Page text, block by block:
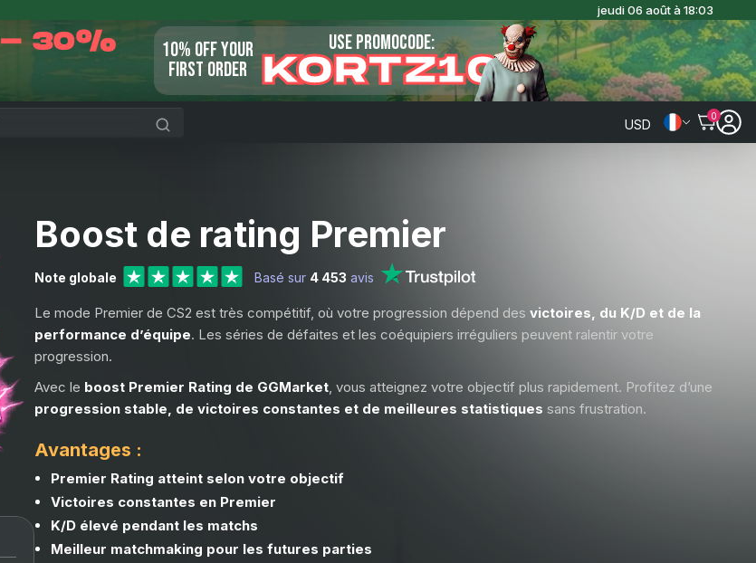
jeudi 06 août à 18:03
- 30%
10% OFF YOUR
FIRST ORDER
USE PROMOCODE:
KORTZ10
USD
0
Boost de rating Premier
Note globale Basé sur 4 453 avis
Le mode Premier de CS2 est très compétitif, où votre progression dépend des victoires, du K/D et de la
performance d’équipe. Les séries de défaites et les coéquipiers irréguliers peuvent ralentir votre
progression.
Avec le boost Premier Rating de GGMarket, vous atteignez votre objectif plus rapidement. Profitez d’une
progression stable, de victoires constantes et de meilleures statistiques sans frustration.
Avantages :
Premier Rating atteint selon votre objectif
Victoires constantes en Premier
K/D élevé pendant les matchs
Meilleur matchmaking pour les futures parties